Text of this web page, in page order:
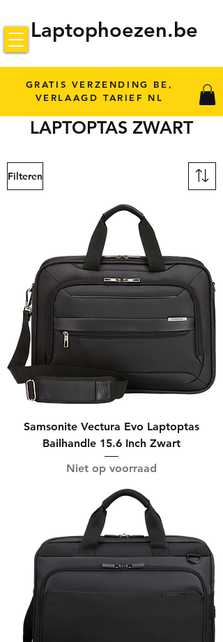
Laptophoezen.be
GRATIS VERZENDING BE,
VERLAAGD TARIEF NL
LAPTOPTAS ZWART
Filteren
Samsonite Vectura Evo Laptoptas
Bailhandle 15.6 Inch Zwart
Niet op voorraad